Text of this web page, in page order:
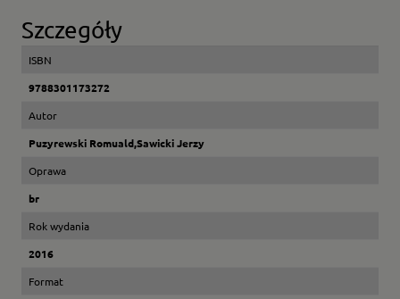
Szczegóły
ISBN
9788301173272
Autor
Puzyrewski Romuald,Sawicki Jerzy
Oprawa
br
Rok wydania
2016
Format